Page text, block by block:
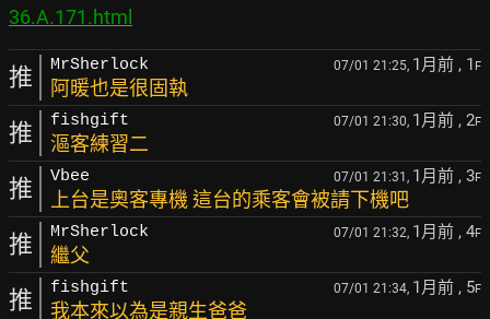
36.A.171.html
推 MrSherlock 07/01 21:25, 1月前 , 1 F
阿暖也是很固執
推 fishgift 07/01 21:30, 1月前 , 2F
漚客練習二
推 Vbee 07/01 21:31, 1月前 , 3F
上台是奧客專機 這台的乘客會被請下機吧
推 MrSherlock 07/01 21:32, 1月前 , 4F
繼父
推 fishgift 07/01 21:34, 1月前 , 5F
我本來以為是親生爸爸